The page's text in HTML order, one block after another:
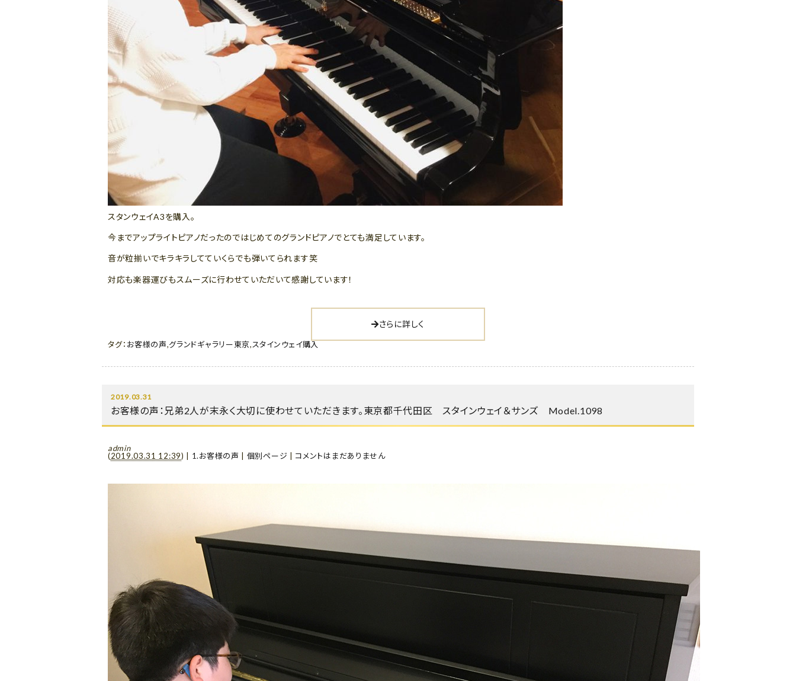
スタンウェイA3を購入。
今までアップライトピアノだったのではじめてのグランドピアノでとても満足しています。
音が粒揃いでキラキラしてていくらでも弾いてられます笑
対応も楽器運びもスムーズに行わせていただいて感謝しています！
さらに詳しく
タグ： お客様の声,グランドギャラリー東京,スタインウェイ購入
2019.03.31
お客様の声：兄弟2人が末永く大切に使わせていただきます。東京都千代田区 スタインウェイ＆サンズ Model.1098
admin
(2019.03.31 12:39) | 1.お客様の声 | 個別ページ | コメントはまだありません